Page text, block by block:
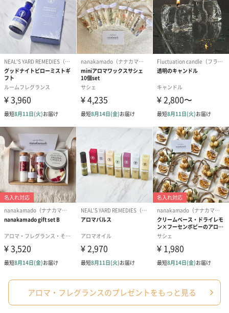
パッケージ外
装
直方体化粧箱
外装サイズ
長さ22cm×幅9.7cm×高さ14cm
内容量
100ml
本体重量
200g
全体重量
製造国
注意事項
オイルなどの成分を含む商品は、航空危険物に含まれ
るため航空機に搭載することができません。そのため
離島などの航空便を使用する地域にお住まいのかたへ
お届けの場合は、船便に変更するため1週間前後お届け
が遅くなる可能性がございます。
商品オプション情報
紙袋
お渡し用の紙袋です。
商品に合わせたサイズをお届けします。
アロマ・フレグランスのプレゼントをもっと見る